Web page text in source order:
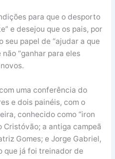
para que o desporto
e desejou que os pais, por
seu papel de “ajudar a que
“ganhar para eles
uma conferência do
e dois painéis, com o
conhecido como “iron
Cristóvão; a antiga campeã
Gomes; e Jorge Gabriel,
que já foi treinador de